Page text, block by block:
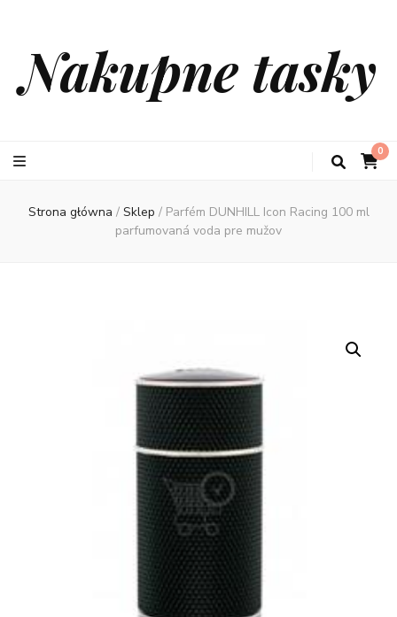
Nakupne tasky
0
Strona główna / Sklep / Parfém DUNHILL Icon Racing 100 ml
parfumovaná voda pre mužov